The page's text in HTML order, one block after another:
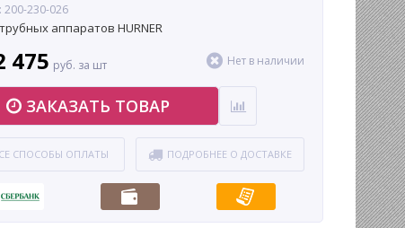
200-230-026
аппаратов HURNER
475 руб. за шт Нет в наличии
ЗАКАЗАТЬ ТОВАР
СПОСОБЫ ОПЛАТЫ ПОДРОБНЕЕ О ДОСТАВКЕ